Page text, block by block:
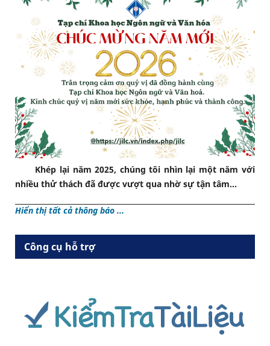
Khép lại năm 2025, chúng tôi nhìn lại một năm với
nhiều thử thách đã được vượt qua nhờ sự tận tâm...
Hiển thị tất cả thông báo ...
Công cụ hỗ trợ